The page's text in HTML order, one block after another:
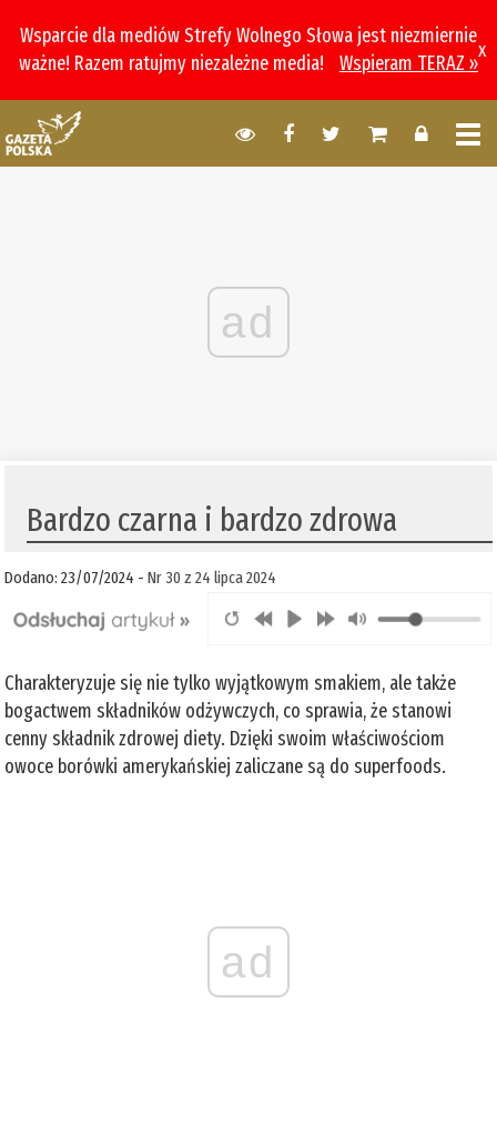
Wsparcie dla mediów Strefy Wolnego Słowa jest niezmiernie
ważne! Razem ratujmy niezależne media!
Wspieram TERAZ »
x
ad
Bardzo czarna i bardzo zdrowa
Dodano: 23/07/2024 -Nr 30 z 24 lipca 2024
Charakteryzuje się nie tylko wyjątkowym smakiem, ale także
bogactwem składników odżywczych, co sprawia, że stanowi
cenny składnik zdrowej diety. Dzięki swoim właściwościom
owoce borówki amerykańskiej zaliczane są do superfoods.
ad